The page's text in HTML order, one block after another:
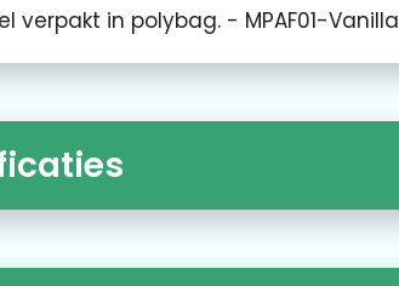
verpakt in polybag. - MPAF01-Vanilla